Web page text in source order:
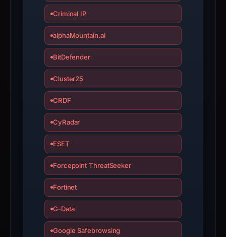
summarizes
bound
observations,
a
guarantee.
with
domain;
submit
an
appeal
the
report
Criminal IP
alphaMountain.ai
BitDefender
Cluster25
CRDF
CyRadar
ESET
Forcepoint ThreatSeeker
Fortinet
G-Data
Google Safebrowsing